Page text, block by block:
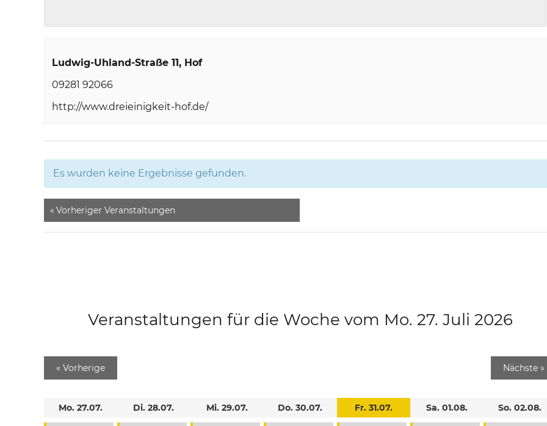
Ludwig-Uhland-Straße 11 Hof
09281 92066
http://www.dreieinigkeit-hof.de/
Es wurden keine Ergebnisse gefunden.
« Vorheriger Veranstaltungen
Veranstaltungen für die Woche vom Mo. 27. Juli 2026
« Vorherige Nächste »
Mo. 27.07. Di. 28.07. Mi. 29.07. Do. 30.07. Fr. 31.07. Sa. 01.08. So. 02.08.